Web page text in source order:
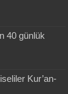
40 günlük
Kur’an-